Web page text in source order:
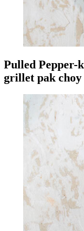
Pulled Pepper-
grillet pak choy